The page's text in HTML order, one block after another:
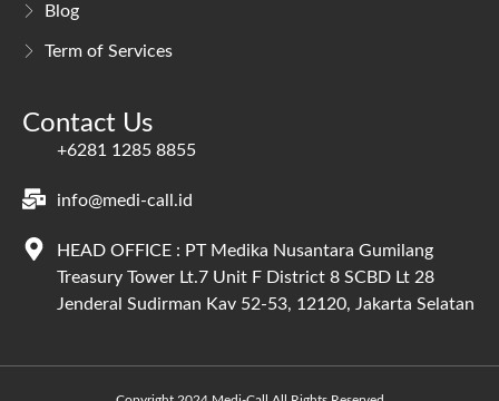
Blog
Term of Services
Contact Us
+6281 1285 8855
info@medi-call.id
HEAD OFFICE : PT Medika Nusantara Gumilang
Treasury Tower Lt.7 Unit F District 8 SCBD Lt 28
Jenderal Sudirman Kav 52-53, 12120, Jakarta Selatan